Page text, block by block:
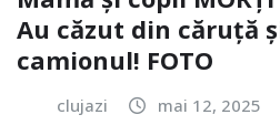
Au căzut din căruță
camionul! FOTO
clujazi mai 12, 2025